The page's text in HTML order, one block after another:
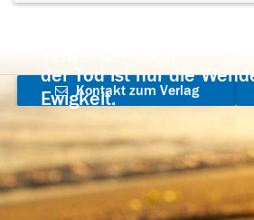
der Tod ist nur die
Ewigkeit.
Kontakt zum Verlag
aufnehmen